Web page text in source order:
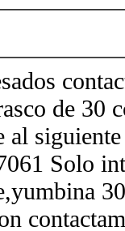
de 30
al
Solo